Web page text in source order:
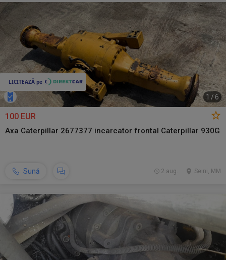
1 /6
100 EUR
Axa Caterpillar 2677377 incarcator frontal Caterpillar 930G
Sună Seini, MM
2 aug.